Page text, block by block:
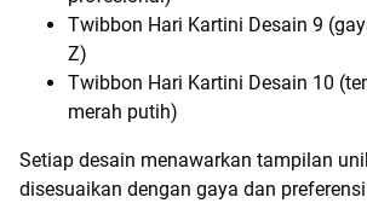
Twibbon Hari Kartini Desain 9
Z)
Twibbon Hari Kartini Desain 10
merah putih)
Setiap desain menawarkan tampilan
disesuaikan dengan gaya dan